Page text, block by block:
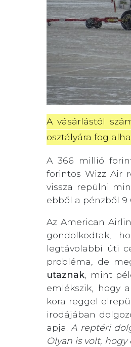
A vásárlástól
osztályára
A 366 millió
forintos Wizz Air
vissza repülni
ebből a pénzből 9
Az American
gondolkodtak,
legtávolabbi úti
probléma, de
utaznak, mint
emlékszik, hogy
kora reggel
irodájában
apja.A reptéri
Olyan is volt,